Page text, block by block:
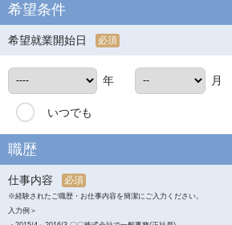
希望条件
希望就業開始日 必須
年 月
いつでも
職歴
仕事内容 必須
※経験されたご職歴・お仕事内容を簡潔にご入力ください。
入力例＞